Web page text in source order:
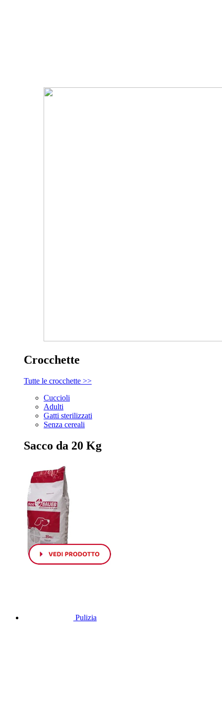
Crocchette
Tutte le crocchette >>
Cuccioli
Adulti
Gatti sterilizzati
Senza cereali
Sacco da 20 Kg
Pulizia